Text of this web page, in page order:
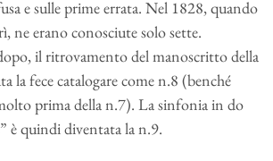
e sulle prime errata. Nel 1828, quando
ne erano conosciute solo sette.
il ritrovamento del manoscritto della
la fece catalogare come n.8 (benché
prima della n.7). La sinfonia in do
è quindi diventata la n.9.